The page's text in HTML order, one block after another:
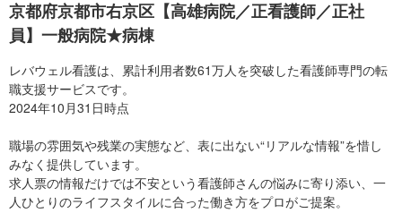
京都府京都市右京区【高雄病院／正看護師／正社
員】一般病院★病棟
レバウェル看護は、累計利用者数61万人を突破した看護師専門の転
職支援サービスです。
2024年10月31日時点
職場の雰囲気や残業の実態など、表に出ない“リアルな情報”を惜し
みなく提供しています。
求人票の情報だけでは不安という看護師さんの悩みに寄り添い、一
人ひとりのライフスタイルに合った働き方をプロがご提案。